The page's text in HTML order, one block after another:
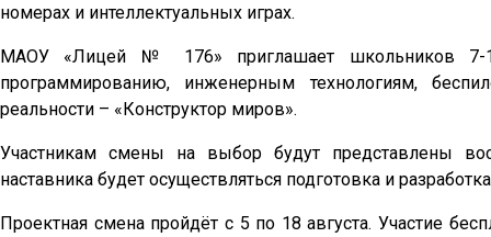
номерах и интеллектуальных играх.
МАОУ «Лицей № 176» приглашает школьников 7-
программированию, инженерным технологиям,
реальности – «Конструктор миров».
Участникам смены на выбор будут представлены
наставника будет осуществляться подготовка и
Проектная смена пройдёт с 5 по 18 августа. Участие